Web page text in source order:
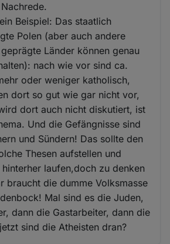
Beispiel: Das staatlich
Polen (aber auch andere
Länder können genau
nach wie vor sind ca.
oder weniger katholisch,
dort so gut wie gar nicht vor,
dort auch nicht diskutiert, ist
Und die Gefängnisse sind
und Sündern! Das sollte den
Thesen aufstellen und
laufen,doch zu denken
braucht die dumme Volksmasse
Mal sind es die Juden,
dann die Gastarbeiter, dann die
sind die Atheisten dran?